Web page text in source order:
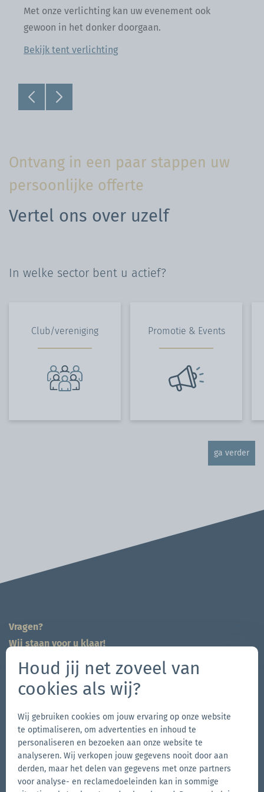
Ontvang in een paar stappen uw
persoonlijke offerte
Vertel ons over uzelf
In welke sector bent u actief?
Club/vereniging Promotie & Events
ga verder
Vragen?
Wij staan voor u klaar!
704-312-1600
nl@zingerle.group
Follow us
Ga
naar
Facebook-
Ga
naar
de
Instagram-
Volg
ons
op
YouTube
Ga
naar
de
LinkedIn
Andere merken van de Zingerle Group
Houd jij net zoveel van
cookies als wij?
Wij gebruiken cookies om jouw ervaring op onze website
te optimaliseren, om advertenties en inhoud te
personaliseren en bezoeken aan onze website te
analyseren. Wij verkopen jouw gegevens nooit door aan
derden, maar het delen van gegevens met onze partners
voor analyse- en reclamedoeleinden kan in sommige